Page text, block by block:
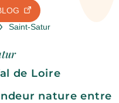
Saint-Satur
de Loire
nature entre